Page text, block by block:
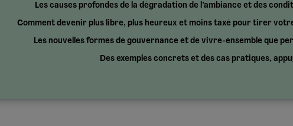
Les causes profondes de la dégradation de l’ambiance et des
Comment devenir plus libre, plus heureux et moins taxé pour tirer
Les nouvelles formes de gouvernance et de vivre-ensemble que
Des exemples concrets et des cas pratiques,